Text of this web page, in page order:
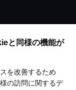
と同様の機能が
を改善するため
の訪問に関するデ
の競争優
欧州）
）